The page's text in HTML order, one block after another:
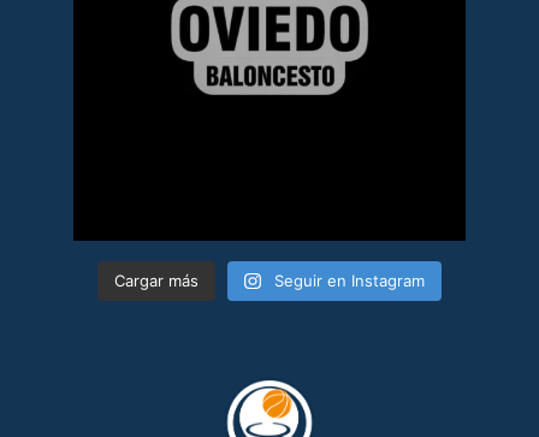
Cargar más Seguir en Instagram